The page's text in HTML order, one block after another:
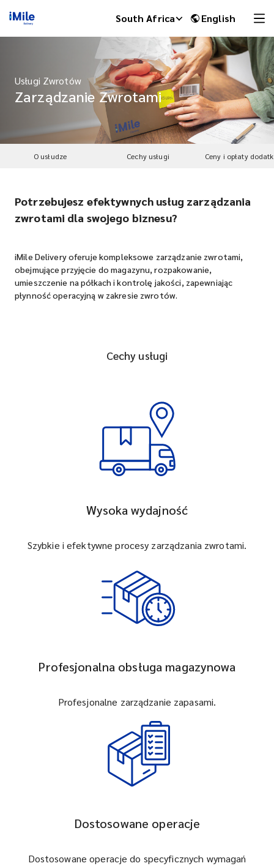
South Africa English
Usługi Zwrotów
Zarządzanie Zwrotami
O usłudze Cechy usługi Ceny i opłaty
Potrzebujesz efektywnych usług zarządzania
zwrotami dla swojego biznesu?
iMile Delivery oferuje kompleksowe zarządzanie zwrotami,
obejmujące przyjęcie do magazynu, rozpakowanie,
umieszczenie na półkach i kontrolę jakości, zapewniając
płynność operacyjną w zakresie zwrotów.
Cechy usługi
Wysoka wydajność
Szybkie i efektywne procesy zarządzania zwrotami.
Profesjonalna obsługa magazynowa
Profesjonalne zarządzanie zapasami.
Dostosowane operacje
Dostosowane operacje do specyficznych wymagań
iMile Chat